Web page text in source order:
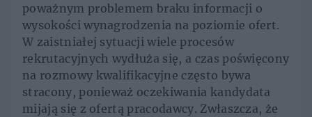
poważnym problemem braku informacji o
wysokości wynagrodzenia na poziomie ofert.
W zaistniałej sytuacji wiele procesów
rekrutacyjnych wydłuża się, a czas poświęcony
na rozmowy kwalifikacyjne często bywa
stracony, ponieważ oczekiwania kandydata
mijają się z ofertą pracodawcy. Zwłaszcza, że